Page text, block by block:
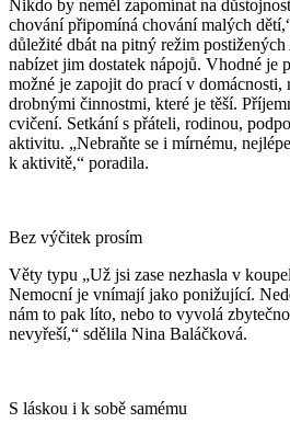
Nikdo by neměl zapomínat na
chování připomíná chování malých
důležité dbát na pitný režim
nabízet jim dostatek nápojů. Vhodné je
možné je zapojit do prací v domácnosti,
drobnými činnostmi, které je těší.
cvičení. Setkání s přáteli, rodinou,
aktivitu. „Nebraňte se i mírnému,
k aktivitě,“ poradila.
Bez výčitek prosím
Věty typu „Už jsi zase nezhasla v
Nemocní je vnímají jako ponižující.
nám to pak líto, nebo to vyvolá
nevyřeší,“ sdělila Nina Baláčková.
S láskou i k sobě samému